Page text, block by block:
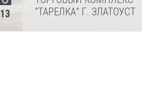
13
"ТАРЕЛКА" Г. ЗЛАТОУСТ